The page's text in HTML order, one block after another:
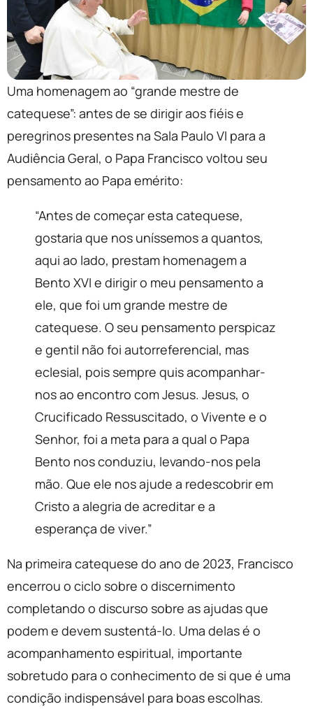
Uma homenagem ao “grande mestre de
catequese”: antes de se dirigir aos fiéis e
peregrinos presentes na Sala Paulo VI para a
Audiência Geral, o Papa Francisco voltou seu
pensamento ao Papa emérito:
“Antes de começar esta catequese,
gostaria que nos uníssemos a quantos,
aqui ao lado, prestam homenagem a
Bento XVI e dirigir o meu pensamento a
ele, que foi um grande mestre de
catequese. O seu pensamento perspicaz
e gentil não foi autorreferencial, mas
eclesial, pois sempre quis acompanhar-
nos ao encontro com Jesus. Jesus, o
Crucificado Ressuscitado, o Vivente e o
Senhor, foi a meta para a qual o Papa
Bento nos conduziu, levando-nos pela
mão. Que ele nos ajude a redescobrir em
Cristo a alegria de acreditar e a
esperança de viver.”
Na primeira catequese do ano de 2023, Francisco
encerrou o ciclo sobre o discernimento
completando o discurso sobre as ajudas que
podem e devem sustentá-lo. Uma delas é o
acompanhamento espiritual, importante
sobretudo para o conhecimento de si que é uma
condição indispensável para boas escolhas.